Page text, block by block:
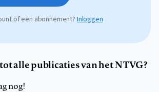
of een abonnement? Inloggen
alle publicaties van het NTVG?
nog!